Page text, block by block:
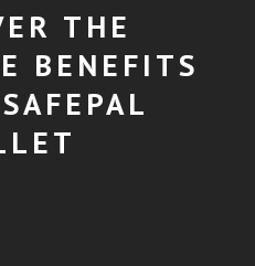
THE
BENEFITS